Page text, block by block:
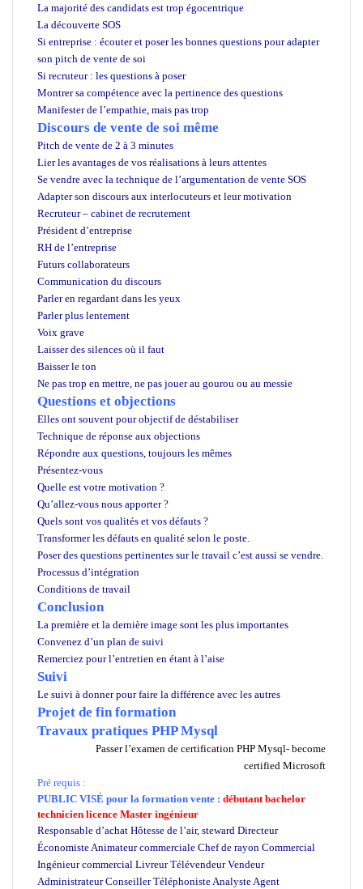
La majorité des candidats est trop égocentrique
La découverte SOS
Si entreprise : écouter et poser les bonnes questions pour adapter
son pitch de vente de soi
Si recruteur : les questions à poser
Montrer sa compétence avec la pertinence des questions
Manifester de l’empathie, mais pas trop
Discours de vente de soi même
Pitch de vente de 2 à 3 minutes
Lier les avantages de vos réalisations à leurs attentes
Se vendre avec la technique de l’argumentation de vente SOS
Adapter son discours aux interlocuteurs et leur motivation
Recruteur – cabinet de recrutement
Président d’entreprise
RH de l’entreprise
Futurs collaborateurs
Communication du discours
Parler en regardant dans les yeux
Parler plus lentement
Voix grave
Laisser des silences où il faut
Baisser le ton
Ne pas trop en mettre, ne pas jouer au gourou ou au messie
Questions et objections
Elles ont souvent pour objectif de déstabiliser
Technique de réponse aux objections
Répondre aux questions, toujours les mêmes
Présentez-vous
Quelle est votre motivation ?
Qu’allez-vous nous apporter ?
Quels sont vos qualités et vos défauts ?
Transformer les défauts en qualité selon le poste.
Poser des questions pertinentes sur le travail c’est aussi se vendre.
Processus d’intégration
Conditions de travail
Conclusion
La première et la dernière image sont les plus importantes
Convenez d’un plan de suivi
Remerciez pour l’entretien en étant à l’aise
Suivi
Le suivi à donner pour faire la différence avec les autres
Projet de fin formation
Travaux pratiques PHP Mysql
Passer l’examen de certification PHP Mysql- become
certified Microsoft
Pré requis :
PUBLIC VISÉ pour la formation vente : débutant bachelor
technicien licence Master ingénieur
Responsable d’achat Hôtesse de l’air, steward Directeur
Économiste Animateur commerciale Chef de rayon Commercial
Ingénieur commercial Livreur Télévendeur Vendeur
Administrateur Conseiller Téléphoniste Analyste Agent